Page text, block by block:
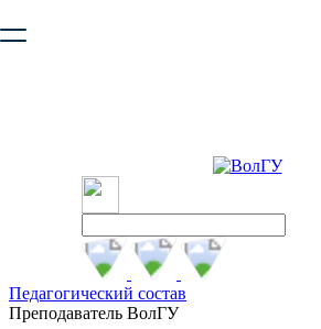
безопасную работу с сайтом. Пожалуйста
Педагогический состав
Преподаватель ВолГУ